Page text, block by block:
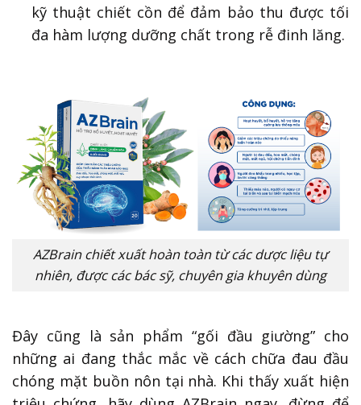
kỹ thuật chiết cồn để đảm bảo thu được tối
đa hàm lượng dưỡng chất trong rễ đinh lăng.
AZBrain chiết xuất hoàn toàn từ các dược liệu tự
nhiên, được các bác sỹ, chuyên gia khuyên dùng
Đây cũng là sản phẩm “gối đầu giường” cho
những ai đang thắc mắc về cách chữa đau đầu
chóng mặt buồn nôn tại nhà. Khi thấy xuất hiện